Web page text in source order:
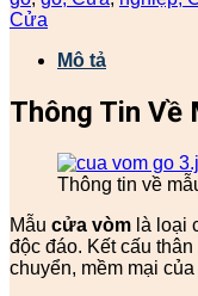
Cửa
Mô tả
Thông Tin Về
Thông tin về
Mẫu cửa vòm là loại
độc đáo. Kết cấu
chuyển, mềm mại